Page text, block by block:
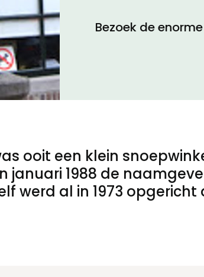
Bezoek de
ooit een klein
januari 1988 de
werd al in 1973